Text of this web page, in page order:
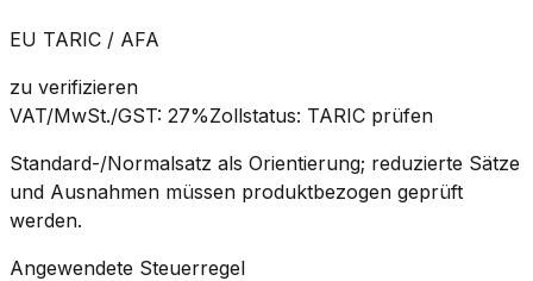
EU TARIC / AFA
zu verifizieren
VAT/MwSt./GST: 27%Zollstatus: TARIC prüfen
Standard-/Normalsatz als Orientierung; reduzierte Sätze
und Ausnahmen müssen produktbezogen geprüft
werden.
Angewendete Steuerregel